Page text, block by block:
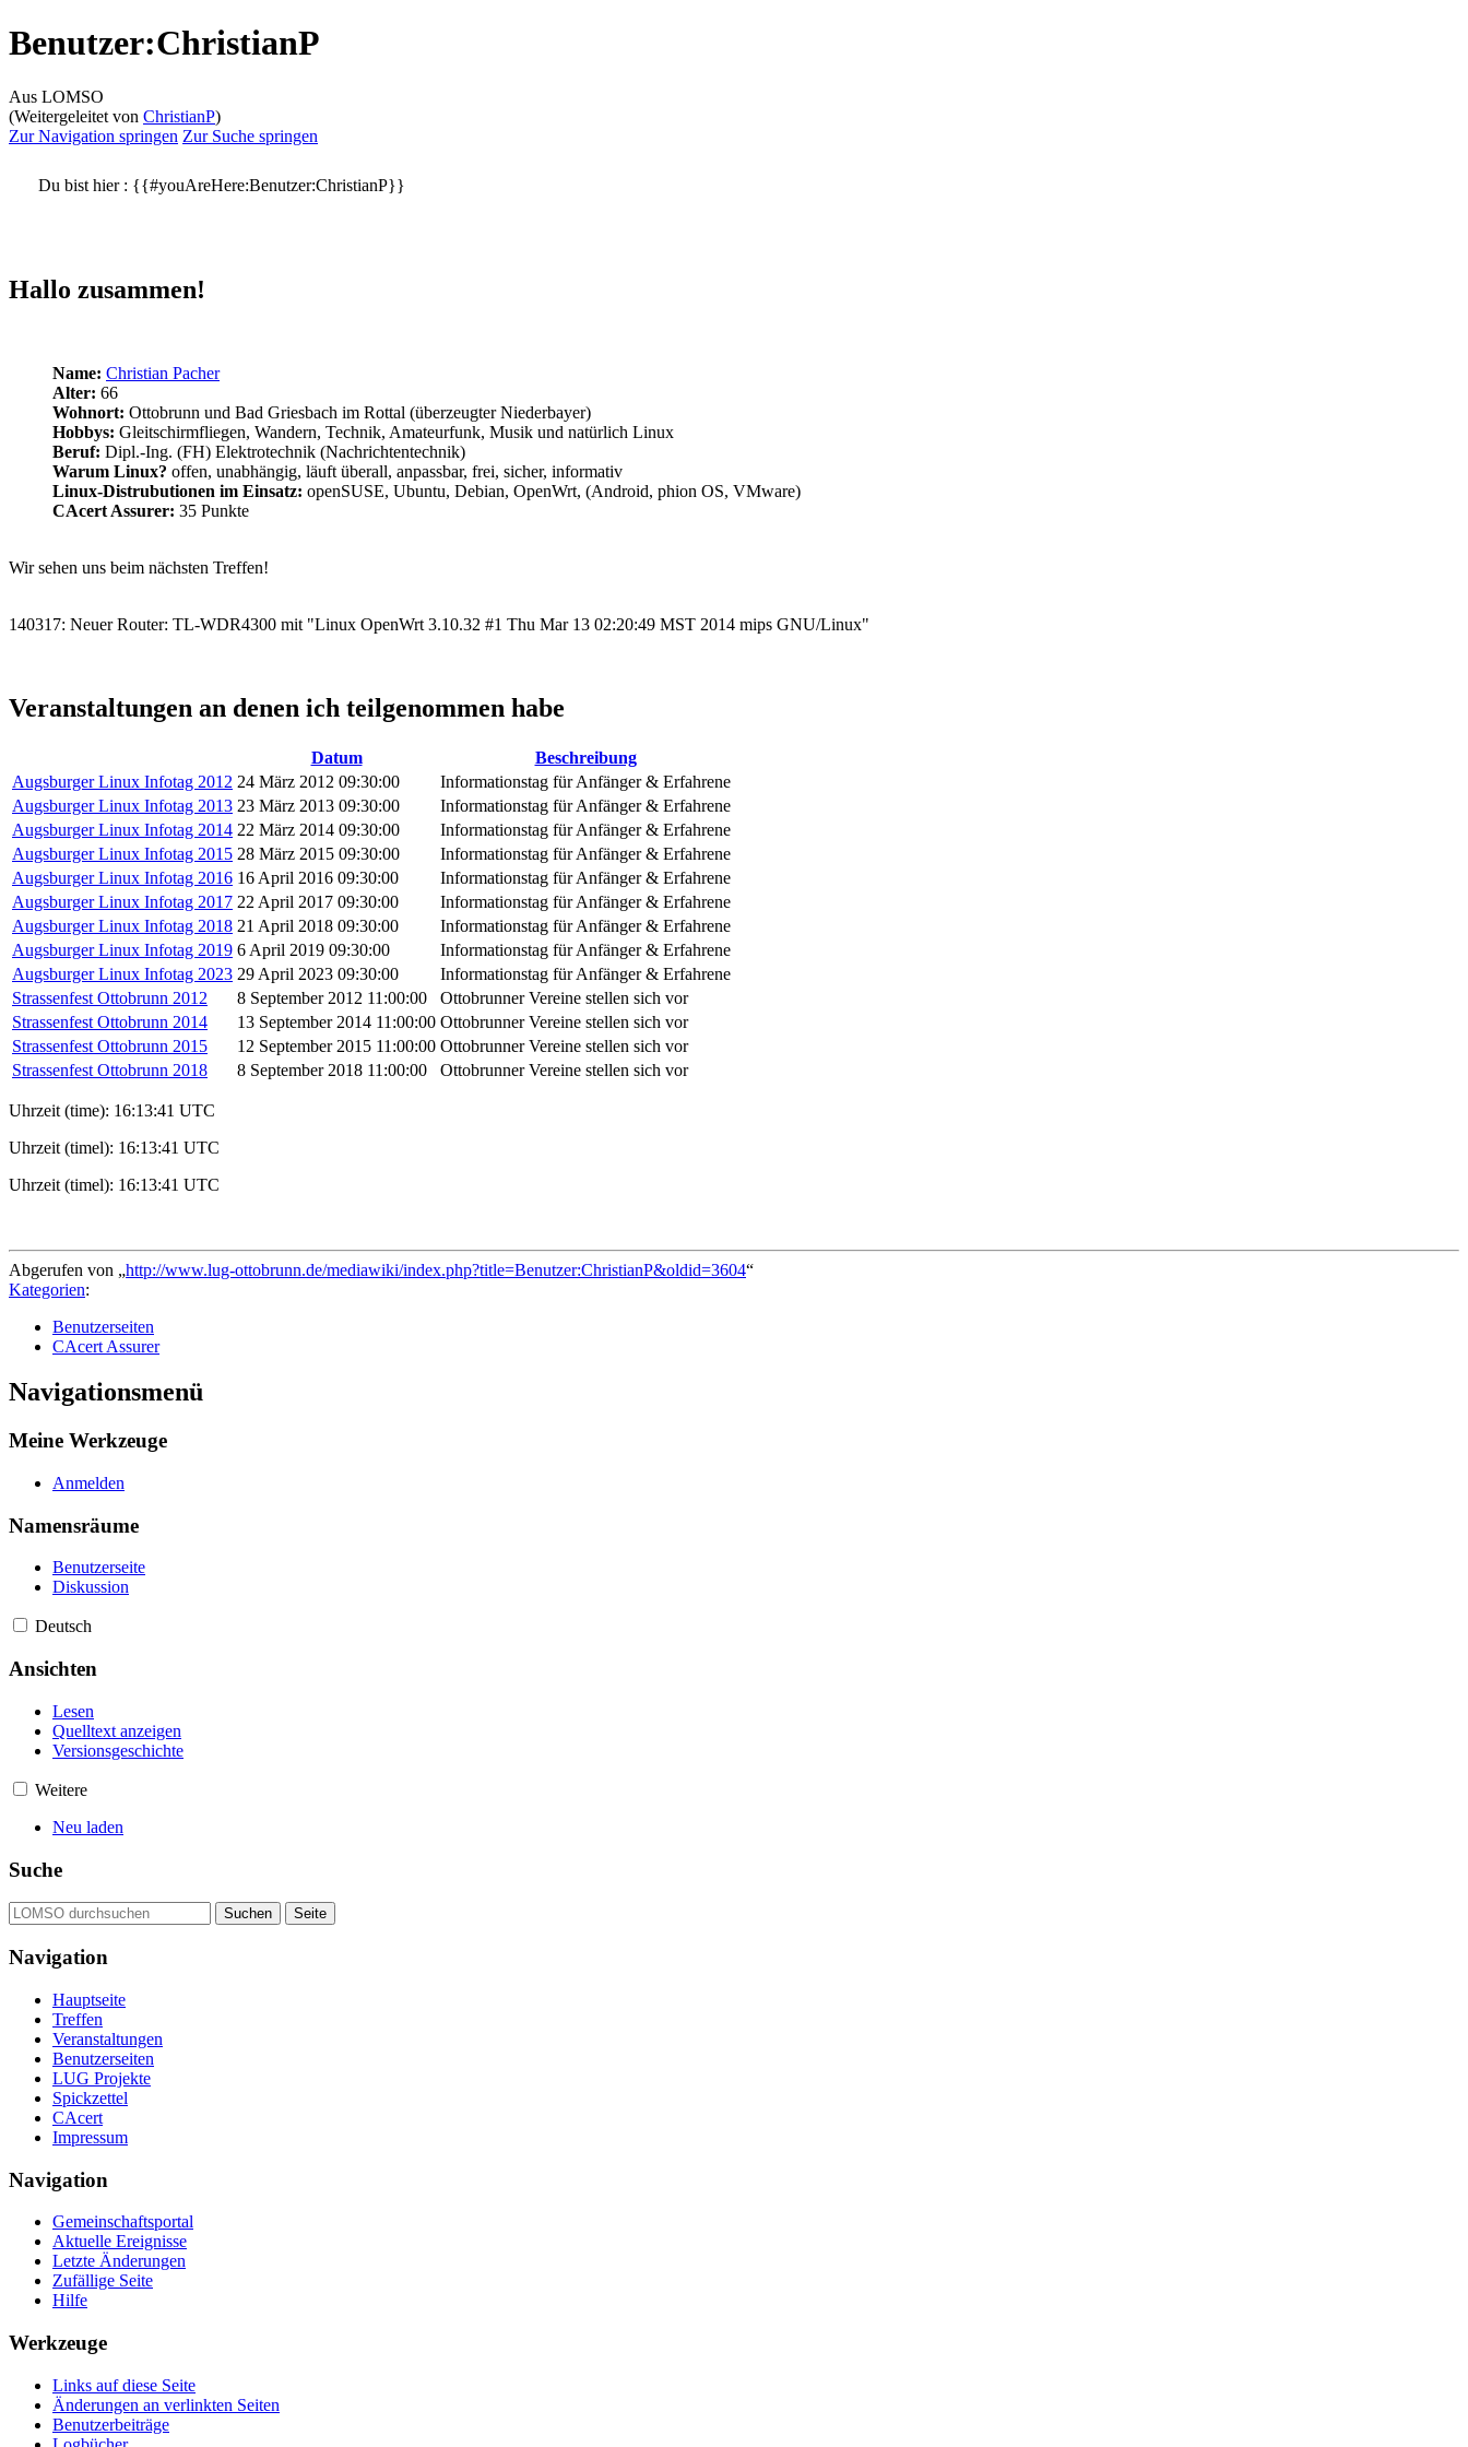
Benutzer:ChristianP
Aus LOMSO
(Weitergeleitet von ChristianP)
Zur Navigation springen Zur Suche springen
Du bist hier : {{#youAreHere:Benutzer:ChristianP}}
Hallo zusammen!
Name: Christian Pacher
Alter: 66
Wohnort: Ottobrunn und Bad Griesbach im Rottal (überzeugter Niederbayer)
Hobbys: Gleitschirmfliegen, Wandern, Technik, Amateurfunk, Musik und natürlich Linux
Beruf: Dipl.-Ing. (FH) Elektrotechnik (Nachrichtentechnik)
Warum Linux? offen, unabhängig, läuft überall, anpassbar, frei, sicher, informativ
Linux-Distrubutionen im Einsatz: openSUSE, Ubuntu, Debian, OpenWrt, (Android, phion OS, VMware)
CAcert Assurer: 35 Punkte
Wir sehen uns beim nächsten Treffen!
140317: Neuer Router: TL-WDR4300 mit "Linux OpenWrt 3.10.32 #1 Thu Mar 13 02:20:49 MST 2014 mips GNU/Linux"
Veranstaltungen an denen ich teilgenommen habe
Datum
Beschreibung
Augsburger Linux Infotag 2012 24 März 2012 09:30:00
Informationstag für Anfänger & Erfahrene
Augsburger Linux Infotag 2013 23 März 2013 09:30:00
Informationstag für Anfänger & Erfahrene
Augsburger Linux Infotag 2014 22 März 2014 09:30:00
Informationstag für Anfänger & Erfahrene
Augsburger Linux Infotag 2015 28 März 2015 09:30:00
Informationstag für Anfänger & Erfahrene
Augsburger Linux Infotag 2016 16 April 2016 09:30:00
Informationstag für Anfänger & Erfahrene
Augsburger Linux Infotag 2017 22 April 2017 09:30:00
Informationstag für Anfänger & Erfahrene
Augsburger Linux Infotag 2018 21 April 2018 09:30:00
Informationstag für Anfänger & Erfahrene
Augsburger Linux Infotag 2019 6 April 2019 09:30:00
Informationstag für Anfänger & Erfahrene
Augsburger Linux Infotag 2023 29 April 2023 09:30:00
Informationstag für Anfänger & Erfahrene
Strassenfest Ottobrunn 2012
8 September 2012 11:00:00
Ottobrunner Vereine stellen sich vor
Strassenfest Ottobrunn 2014
13 September 2014 11:00:00 Ottobrunner Vereine stellen sich vor
Strassenfest Ottobrunn 2015
12 September 2015 11:00:00 Ottobrunner Vereine stellen sich vor
Strassenfest Ottobrunn 2018
8 September 2018 11:00:00 Ottobrunner Vereine stellen sich vor
Uhrzeit (time): 16:13:41 UTC
Uhrzeit (timel): 16:13:41 UTC
Uhrzeit (timel): 16:13:41 UTC
Abgerufen von „http://www.lug-ottobrunn.de/mediawiki/index.php?title=Benutzer:ChristianP&oldid=3604“
Kategorien:
Benutzerseiten
CAcert Assurer
Navigationsmenü
Meine Werkzeuge
Anmelden
Namensräume
Benutzerseite
Diskussion
Deutsch
Ansichten
Lesen
Quelltext anzeigen
Versionsgeschichte
Weitere
Neu laden
Suche
Navigation
Hauptseite
Treffen
Veranstaltungen
Benutzerseiten
LUG Projekte
Spickzettel
CAcert
Impressum
Navigation
Gemeinschafts­portal
Aktuelle Ereignisse
Letzte Änderungen
Zufällige Seite
Hilfe
Werkzeuge
Links auf diese Seite
Änderungen an verlinkten Seiten
Benutzerbeiträge